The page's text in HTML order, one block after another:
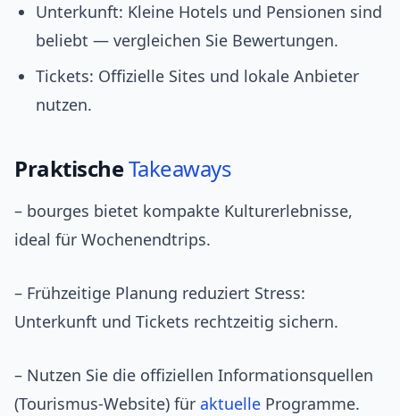
Unterkunft: Kleine Hotels und Pensionen sind
beliebt — vergleichen Sie Bewertungen.
Tickets: Offizielle Sites und lokale Anbieter
nutzen.
PraktischeTakeaways
– bourges bietet kompakte Kulturerlebnisse,
ideal für Wochenendtrips.
– Frühzeitige Planung reduziert Stress:
Unterkunft und Tickets rechtzeitig sichern.
– Nutzen Sie die offiziellen Informationsquellen
(Tourismus-Website) für aktuelle Programme.